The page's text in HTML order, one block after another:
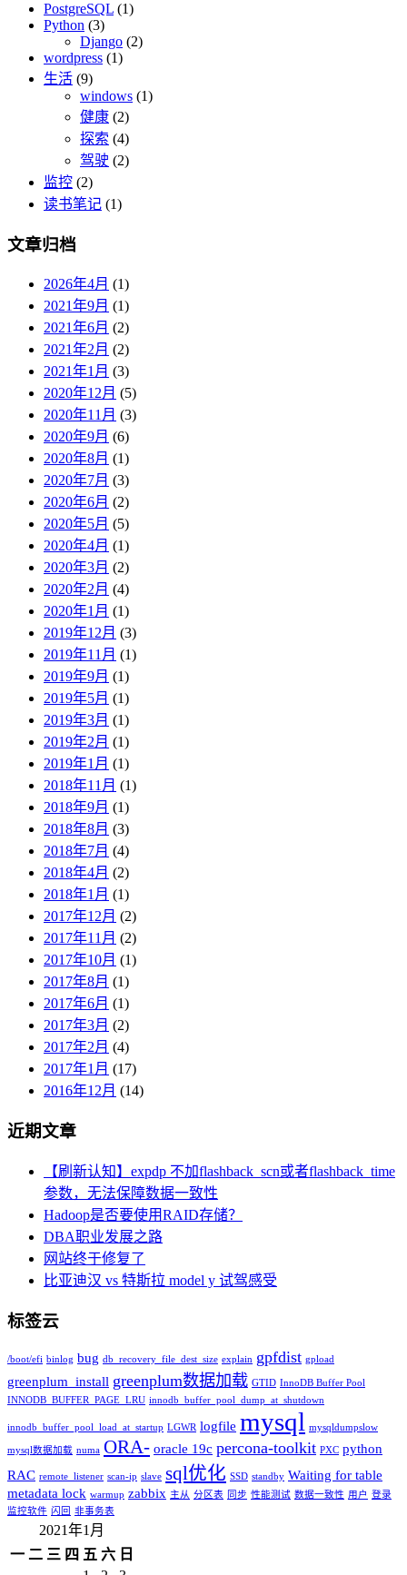
PostgreSQL (1)
Python (3)
Django (2)
wordpress (1)
生活 (9)
windows (1)
健康 (2)
探索 (4)
驾驶 (2)
监控 (2)
读书笔记 (1)
文章归档
2026年4月 (1)
2021年9月 (1)
2021年6月 (2)
2021年2月 (2)
2021年1月 (3)
2020年12月 (5)
2020年11月 (3)
2020年9月 (6)
2020年8月 (1)
2020年7月 (3)
2020年6月 (2)
2020年5月 (5)
2020年4月 (1)
2020年3月 (2)
2020年2月 (4)
2020年1月 (1)
2019年12月 (3)
2019年11月 (1)
2019年9月 (1)
2019年5月 (1)
2019年3月 (1)
2019年2月 (1)
2019年1月 (1)
2018年11月 (1)
2018年9月 (1)
2018年8月 (3)
2018年7月 (4)
2018年4月 (2)
2018年1月 (1)
2017年12月 (2)
2017年11月 (2)
2017年10月 (1)
2017年8月 (1)
2017年6月 (1)
2017年3月 (2)
2017年2月 (4)
2017年1月 (17)
2016年12月 (14)
近期文章
【刷新认知】expdp 不加flashback_scn或者flashback_time
参数，无法保障数据一致性
Hadoop是否要使用RAID存储？
DBA职业发展之路
网站终于修复了
比亚迪汉 vs 特斯拉 model y 试驾感受
标签云
/boot/efi binlog bug db_recovery_file_dest_size explain gpfdist gpload
greenplum_install greenplum数据加载 GTID InnoDB Buffer Pool
INNODB_BUFFER_PAGE_LRU innodb_buffer_pool_dump_at_shutdown
innodb_buffer_pool_load_at_startup LGWR logfile mysql mysqldumpslow
mysql数据加载 numa ORA- oracle 19c percona-toolkit PXC python
RAC remote_listener scan-ip slave sql优化 SSD standby Waiting for table
metadata lock warmup zabbix 主从 分区表 同步 性能测试 数据一致性 用户 登录
监控软件 闪回 非事务表
2021年1月
一 二 三 四 五 六 日